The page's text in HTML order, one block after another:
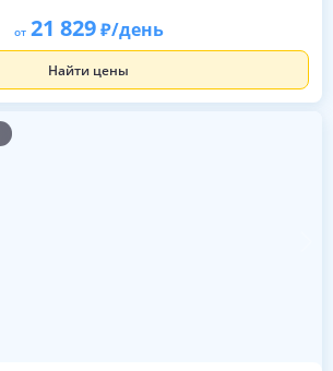
от 21 829 /день
Найти цены